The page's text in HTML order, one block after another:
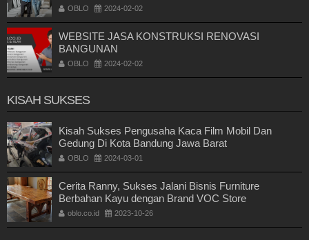
OBLO 2024-02-02
WEBSITE JASA KONSTRUKSI RENOVASI
BANGUNAN
OBLO 2024-02-02
KISAH SUKSES
Kisah Sukses Pengusaha Kaca Film Mobil Dan
Gedung Di Kota Bandung Jawa Barat
OBLO 2024-03-01
Cerita Ranny, Sukses Jalani Bisnis Furniture
Berbahan Kayu dengan Brand VOC Store
oblo.co.id 2023-10-26